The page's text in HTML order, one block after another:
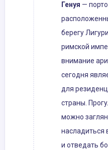
Генуя —
берегу
римской
внимание
сегодня
для
страны.
можно
насладиться
и отведать